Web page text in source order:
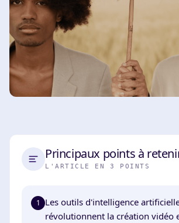
Principaux points à
L'ARTICLE EN 3 POINTS
1
Les outils d'intelligence
révolutionnent la création vidéo